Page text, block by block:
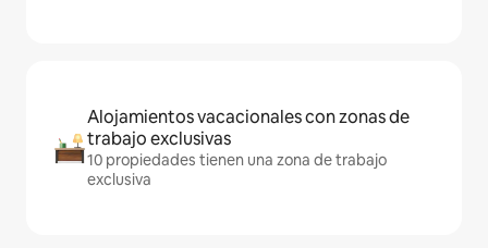
Alojamientos vacacionales con zonas de
trabajo exclusivas
10 propiedades tienen una zona de trabajo
exclusiva